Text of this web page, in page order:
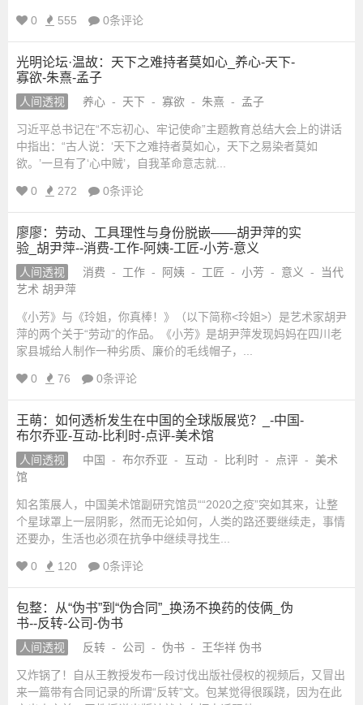
0 555 0条评论
光明论坛·温故：天下之难持者莫如心_养心-天下-
寡欲-朱熹-孟子
人间透视 养心 - 天下 - 寡欲 - 朱熹 - 孟子
习近平总书记在“不忘初心、牢记使命”主题教育总结大会上的讲话
中指出：“古人说：‘天下之难持者莫如心，天下之易染者莫如
欲。’一旦有了‘心中贼’，自我革命意志就...
0 272 0条评论
廖廖：劳动、工具理性与身份脱嵌——胡尹萍的实
验_胡尹萍--消费-工作-阿姨-工匠-小芳-意义
人间透视 消费 - 工作 - 阿姨 - 工匠 - 小芳 - 意义 -
当代
艺术 胡尹萍
《小芳》与《玲姐，你真棒！》（以下简称<玲姐>）是艺术家胡尹
萍的两个关于“劳动”的作品。《小芳》是胡尹萍发现妈妈在四川老
家县城给人制作一种劣质、廉价的毛线帽子，...
0 76 0条评论
王萌：如何透析发生在中国的全球版展览？_-中国-
布尔乔亚-互动-比利时-点评-美术馆
人间透视 中国 - 布尔乔亚 - 互动 - 比利时 - 点评 - 美术
馆
知名策展人，中国美术馆副研究馆员““2020之疫”突如其来，让整
个星球罩上一层阴影，然而无论如何，人类的路还要继续走，事情
还要办，生活也必须在抗争中继续寻找生...
0 120 0条评论
包整：从“伪书”到“伪合同”_换汤不换药的伎俩_伪
书--反转-公司-伪书
人间透视 反转 - 公司 - 伪书 - 王华祥 伪书
又炸锅了！自从王教授发布一段讨伐出版社侵权的视频后，又冒出
来一篇带有合同记录的所谓“反转”文。包某觉得很蹊跷，因为在此